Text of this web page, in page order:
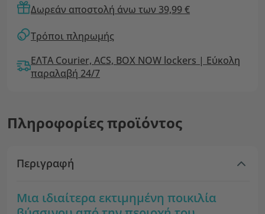
Δωρεάν αποστολή άνω των 39,99 €
Τρόποι πληρωμής
ΕΛΤΑ Courier, ACS, BOX NOW lockers | Εύκολη
παραλαβή 24/7
Πληροφορίες προϊόντος
Περιγραφή
Μια ιδιαίτερα εκτιμημένη ποικιλία